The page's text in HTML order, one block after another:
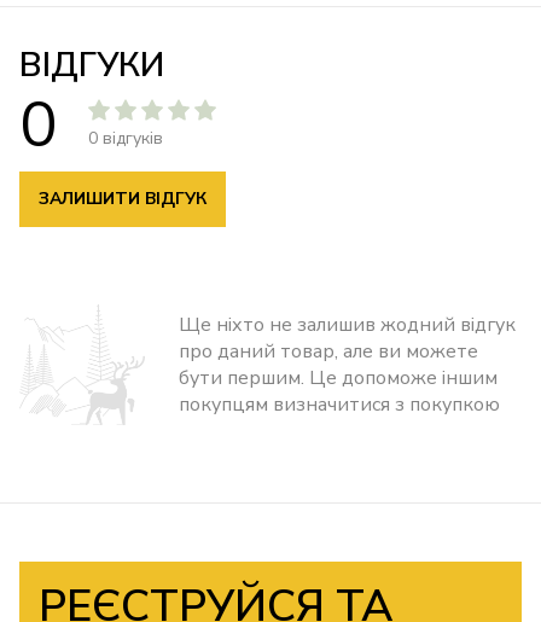
ВІДГУКИ
0 0 відгуків
ЗАЛИШИТИ ВІДГУК
Ще ніхто не залишив жодний відгук
про даний товар, але ви можете
бути першим. Це допоможе іншим
покупцям визначитися з покупкою
РЕЄСТРУЙСЯ ТА